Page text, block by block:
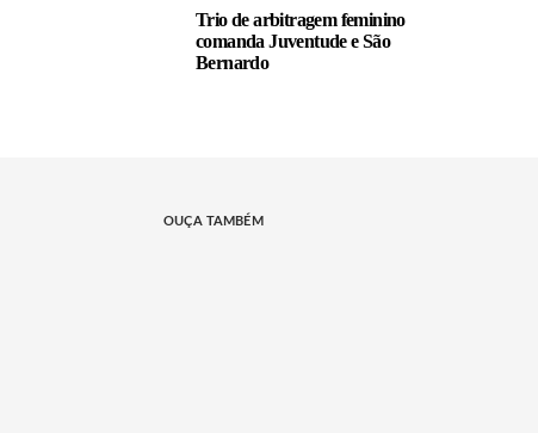
Trio de arbitragem feminino
comanda Juventude e São
Bernardo
OUÇA TAMBÉM